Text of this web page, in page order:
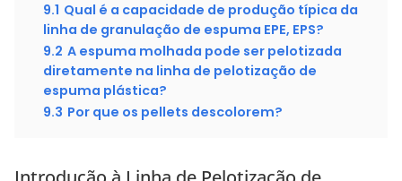
9.1 Qual é a capacidade de produção típica da
linha de granulação de espuma EPE, EPS?
9.2 A espuma molhada pode ser pelotizada
diretamente na linha de pelotização de
espuma plástica?
9.3 Por que os pellets descolorem?